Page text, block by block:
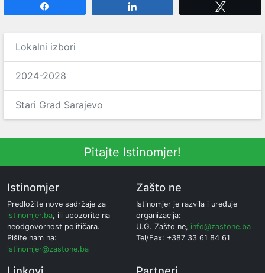
Lokalni izbori
2024-2028
Stari Grad Sarajevo
Pitajte Istinomjer!
Istinomjer
Predložite nove sadržaje za
istinomjer.ba, ili upozorite na
neodgovornost političara.
Pišite nam na:
istinomjer@zastone.ba
Zašto ne
Istinomjer je razvila i uređuje
organizacija:
U.G. Zašto ne, info@zastone.ba
Tel/Fax: +387 33 61 84 61